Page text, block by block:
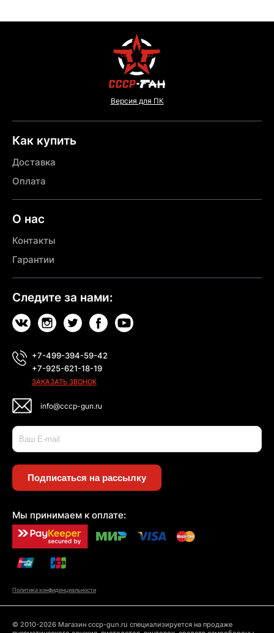
Версия для ПК
Как купить
Доставка
Оплата
О нас
Контакты
Гарантии
Следите за нами:
+7-499-394-59-42
+7-925-621-18-19
ЗАКАЗАТЬ ЗВОНОК
info@cccp-gun.ru
Подписаться на рассылку
Мы принимаем к оплате:
Политика конфиденциальности
© 2010-2026 Магазин cccp-gun.ru специализируется на продаже